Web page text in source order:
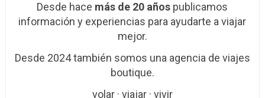
Desde hace más de 20 años publicamos
información y experiencias para ayudarte a viajar
mejor.
Desde 2024 también somos una agencia de viajes
boutique.
volar · viajar · vivir